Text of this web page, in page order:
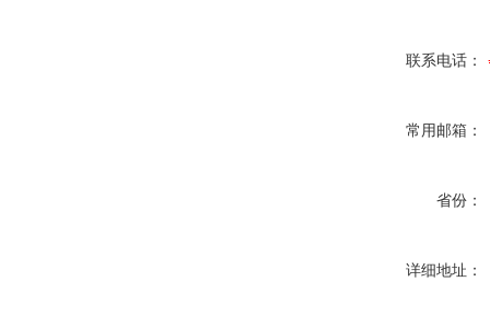
联系电话：
常用邮箱：
省份：
详细地址：